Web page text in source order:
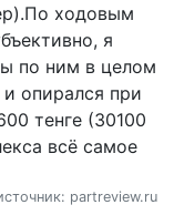
ходовым
я
по ним в целом
опирался при
тенге (30100
всё самое
partreview.ru